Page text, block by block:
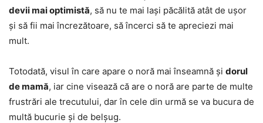
devii mai optimistă, să nu te mai lași păcălită atât de ușor
și să fii mai încrezătoare, să încerci să te apreciezi mai
mult.
Totodată, visul în care apare o noră mai înseamnă și dorul
de mamă, iar cine visează că are o noră are parte de multe
frustrări ale trecutului, dar în cele din urmă se va bucura de
multă bucurie și de belșug.